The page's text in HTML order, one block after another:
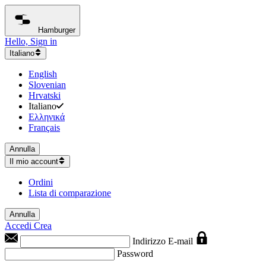
Hamburger
Hello, Sign in
Italiano
English
Slovenian
Hrvatski
Italiano
Ελληνικά
Français
Annulla
Il mio account
Ordini
Lista di comparazione
Annulla
Accedi Crea
Indirizzo E-mail
Password